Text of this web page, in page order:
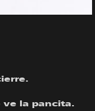
ve la pancita.